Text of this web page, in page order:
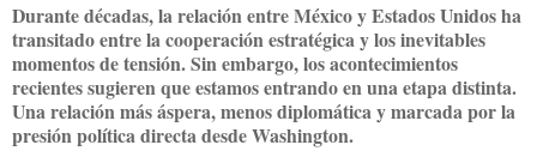
Durante décadas, la relación entre México y Estados Unidos ha
transitado entre la cooperación estratégica y los inevitables
momentos de tensión. Sin embargo, los acontecimientos
recientes sugieren que estamos entrando en una etapa distinta.
Una relación más áspera, menos diplomática y marcada por la
presión política directa desde Washington.